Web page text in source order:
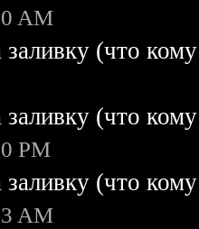
AM
(что
(что
PM
(что
AM